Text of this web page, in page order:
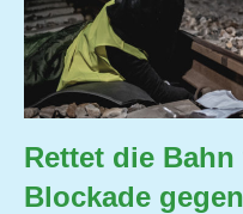
Rettet die
Blockade